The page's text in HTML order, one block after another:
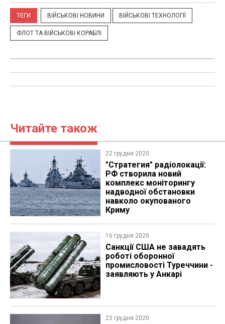
ТЕГИ ВІЙСЬКОВІ НОВИНИ ВІЙСЬКОВІ ТЕХНОЛОГІЇ
ФЛОТ ТА ВІЙСЬКОВІ КОРАБЛІ
Читайте також
22 грудня 2020
"Стратегия" радіолокації:
РФ створила новий
комплекс моніторингу
надводної обстановки
навколо окупованого
Криму
16 грудня 2020
Санкції США не завадять
роботі оборонної
промисловості Туреччини -
заявляють у Анкарі
23 грудня 2020